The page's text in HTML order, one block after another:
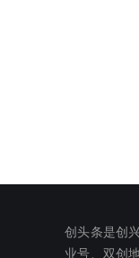
创头条是创
业号、双创